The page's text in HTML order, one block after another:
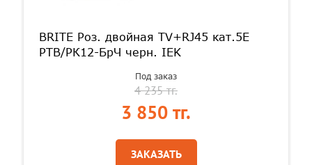
BRITE Роз. двойная TV+RJ45 кат.5E
РТВ/РК12-БрЧ черн. IEK
Под заказ
4 235 тг.
3 850 тг.
ЗАКАЗАТЬ